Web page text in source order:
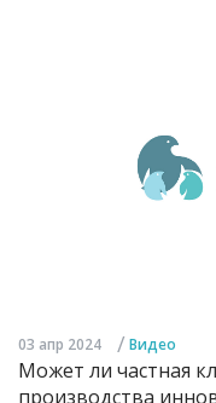
03 апр 2024 / Видео
Может ли частная
производства